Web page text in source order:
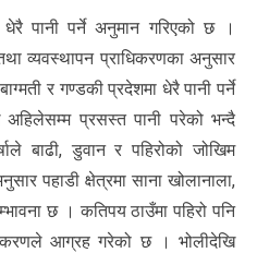
पानी पर्ने अनुमान गरिएको छ ।
व्यवस्थापन प्राधिकरणका अनुसार
र गण्डकी प्रदेशमा धेरै पानी पर्ने
प्रसस्त पानी परेको भन्दै
बाढी, डुवान र पहिरोको जोखिम
पहाडी क्षेत्रमा साना खोलानाला,
छ । कतिपय ठाउँमा पहिरो पनि
आग्रह गरेको छ । भोलीदेखि